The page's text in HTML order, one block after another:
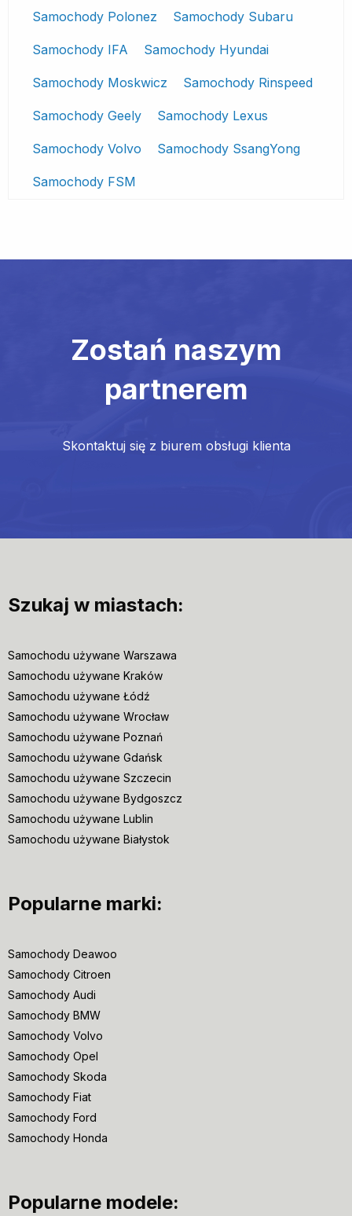
Samochody Polonez Samochody Subaru
Samochody IFA Samochody Hyundai
Samochody Moskwicz Samochody Rinspeed
Samochody Geely Samochody Lexus
Samochody Volvo Samochody SsangYong
Samochody FSM
Zostań naszym
partnerem
Skontaktuj się z biurem obsługi klienta
Szukaj w miastach:
Samochodu używane Warszawa
Samochodu używane Kraków
Samochodu używane Łódź
Samochodu używane Wrocław
Samochodu używane Poznań
Samochodu używane Gdańsk
Samochodu używane Szczecin
Samochodu używane Bydgoszcz
Samochodu używane Lublin
Samochodu używane Białystok
Popularne marki:
Samochody Deawoo
Samochody Citroen
Samochody Audi
Samochody BMW
Samochody Volvo
Samochody Opel
Samochody Skoda
Samochody Fiat
Samochody Ford
Samochody Honda
Popularne modele: